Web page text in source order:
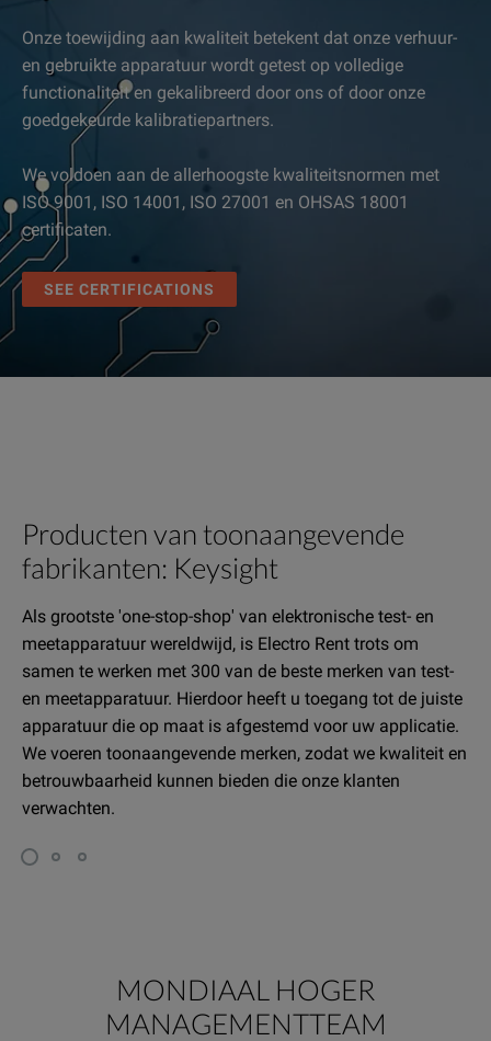
Onze toewijding aan kwaliteit betekent dat onze verhuur-
en gebruikte apparatuur wordt getest op volledige
functionaliteit en gekalibreerd door ons of door onze
goedgekeurde kalibratiepartners.
We voldoen aan de allerhoogste kwaliteitsnormen met
ISO 9001, ISO 14001, ISO 27001 en OHSAS 18001
certificaten.
SEE CERTIFICATIONS
Producten van toonaangevende
fabrikanten: Keysight
Als grootste 'one-stop-shop' van elektronische test- en
meetapparatuur wereldwijd, is Electro Rent trots om
samen te werken met 300 van de beste merken van test-
en meetapparatuur. Hierdoor heeft u toegang tot de juiste
apparatuur die op maat is afgestemd voor uw applicatie.
We voeren toonaangevende merken, zodat we kwaliteit en
betrouwbaarheid kunnen bieden die onze klanten
verwachten.
MONDIAAL HOGER
MANAGEMENTTEAM